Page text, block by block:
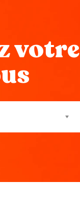
votre